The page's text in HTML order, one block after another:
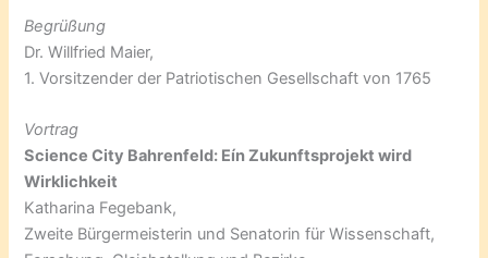
Begrüßung
Dr. Willfried Maier,
1. Vorsitzender der Patriotischen Gesellschaft von 1765
Vortrag
Science City Bahrenfeld: Eín Zukunftsprojekt wird
Wirklichkeit
Katharina Fegebank,
Zweite Bürgermeisterin und Senatorin für Wissenschaft,